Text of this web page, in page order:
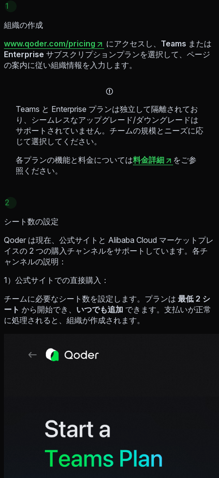
1
組織の作成
www.qoder.com/pricing
にアクセスし、 Teams または
Enterprise サブスクリプションプランを選択して、ページ
の案内に従い組織情報を入力します。
Teams と Enterprise プランは独立して隔離されてお
り、シームレスなアップグレード/ダウングレードは
サポートされていません。チームの規模とニーズに応
じて選択してください。
各プランの機能と料金については料金詳細
をご参
照ください。
2
シート数の設定
Qoder は現在、公式サイトと Alibaba Cloud マーケットプレ
イスの 2 つの購入チャンネルをサポートしています。各チ
ャンネルの説明：
1）公式サイトでの直接購入：
チームに必要なシート数を設定します。プランは 最低 2 シ
ート から開始でき、 いつでも追加 できます。支払いが正常
に処理されると、組織が作成されます。